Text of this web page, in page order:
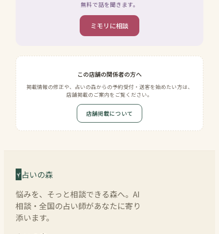
無料で話を聞きます。
ミモリに相談
この店舗の関係者の方へ
掲載情報の修正や、占いの森からの予約受付・送客を始めたい方は、
店舗掲載のご案内をご覧ください。
店舗掲載について
占いの森
悩みを、そっと相談できる森へ。AI
相談・全国の占い師があなたに寄り
添います。